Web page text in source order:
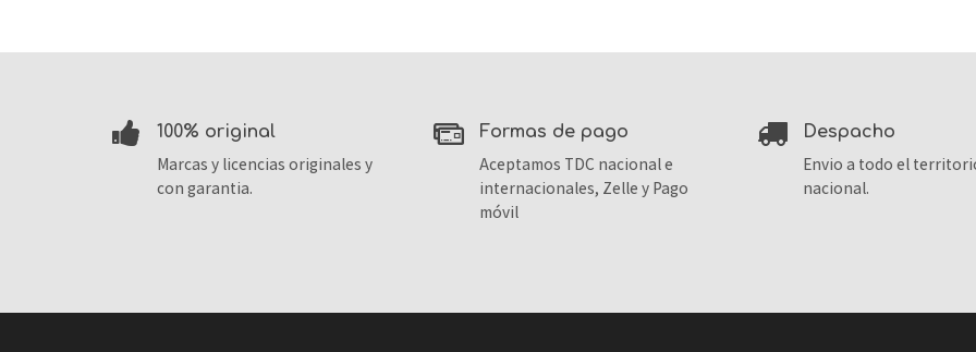
100% original
Marcas y licencias originales y
con garantia.
formas de pago
Aceptamos TDC nacional e
internacionales, Zelle y Pago
móvil
despacho
Envio a todo el
nacional.